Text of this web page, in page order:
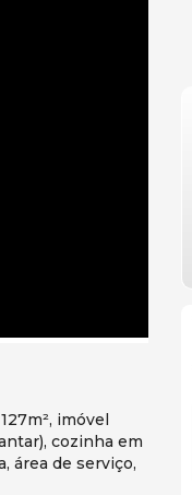
imóvel
cozinha em
área de serviço,